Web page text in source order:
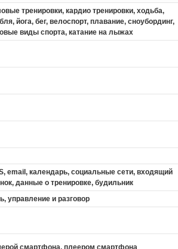
тренировки, кардио тренировки, xодьба,
йога, бег, велоспорт, плавание, сноубординг,
виды спорта, катание на лыжах
email, календарь, социальные сети, входящий
данные о тренировке, будильник
управление и разговор
смартфона, плеером смартфона